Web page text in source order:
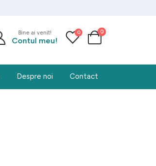
Bine ai venit!
Contul meu!
0 0
Despre noi Contact